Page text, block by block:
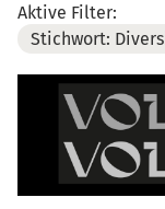
Aktive Filter:
Stichwort: